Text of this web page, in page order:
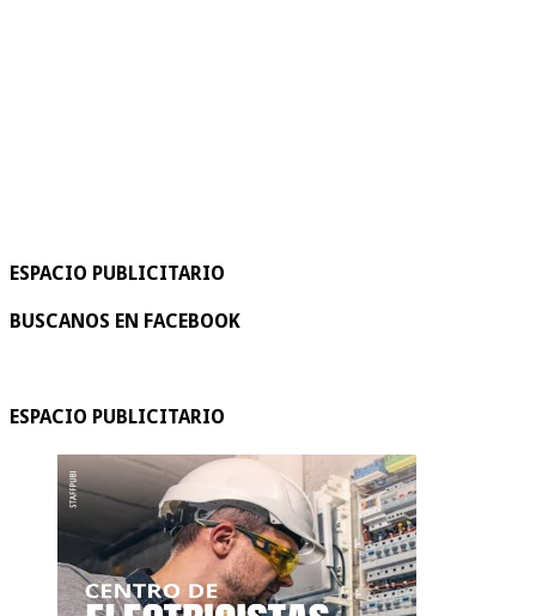
ESPACIO PUBLICITARIO
BUSCANOS EN FACEBOOK
ESPACIO PUBLICITARIO